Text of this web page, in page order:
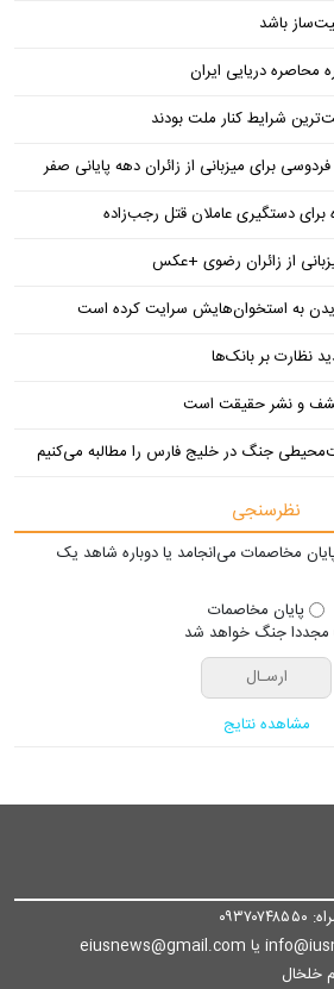
باشد
محاصره دریایی ایران
شرایط کنار ملت بودند
برای میزبانی از زائران دهه پایانی صفر
برای دستگیری عاملان قتل رجب‌زاده
از زائران رضوی +عکس
به استخوان‌هایش سرایت کرده است
نظارت بر بانک‌ها
و نشر حقیقت است
جنگ در خلیج فارس را مطالبه‌ می‌کنیم
نظرسنجی
مخاصمات می‌انجامد یا دوباره شاهد یک
پایان مخاصمات
مجددا جنگ خواهد شد
مشاهده نتایج
خلخال